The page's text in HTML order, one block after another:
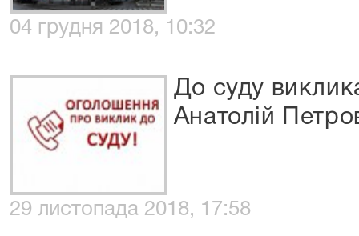
04 грудня 2018, 10:32
До суду
Анатолій
29 листопада 2018, 17:58